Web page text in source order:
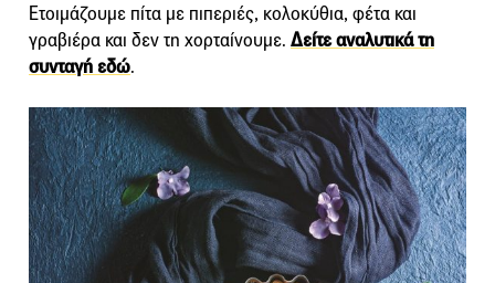
Ετοιμάζουμε πίτα με πιπεριές, κολοκύθια, φέτα και
γραβιέρα και δεν τη χορταίνουμε. Δείτε αναλυτικά τη
συνταγή εδώ.